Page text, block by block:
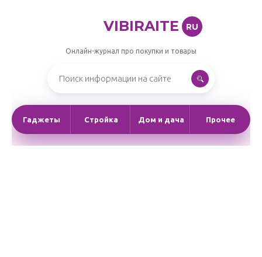
VIBIRAITE RU
Онлайн-журнал про покупки и товары
Гаджеты Стройка Дом и дача Прочее